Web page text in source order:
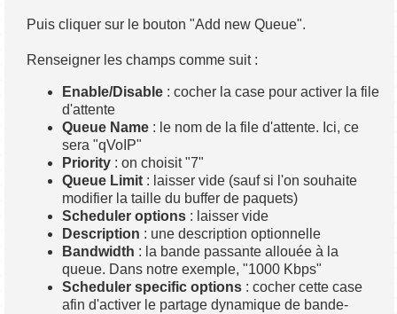
Puis cliquer sur le bouton "Add new Queue".
Renseigner les champs comme suit :
Enable/Disable : cocher la case pour activer la file
d'attente
Queue Name : le nom de la file d'attente. Ici, ce
sera "qVoIP"
Priority : on choisit "7"
Queue Limit : laisser vide (sauf si l'on souhaite
modifier la taille du buffer de paquets)
Scheduler options : laisser vide
Description : une description optionnelle
Bandwidth : la bande passante allouée à la
queue. Dans notre exemple, "1000 Kbps"
Scheduler specific options : cocher cette case
afin d'activer le partage dynamique de bande-